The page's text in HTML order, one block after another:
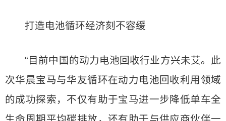
打造电池循环经济刻不容缓
“目前中国的动力电池回收行业方兴未艾。此
次华晨宝马与华友循环在动力电池回收利用领域
的成功探索，不仅有助于宝马进一步降低单车全